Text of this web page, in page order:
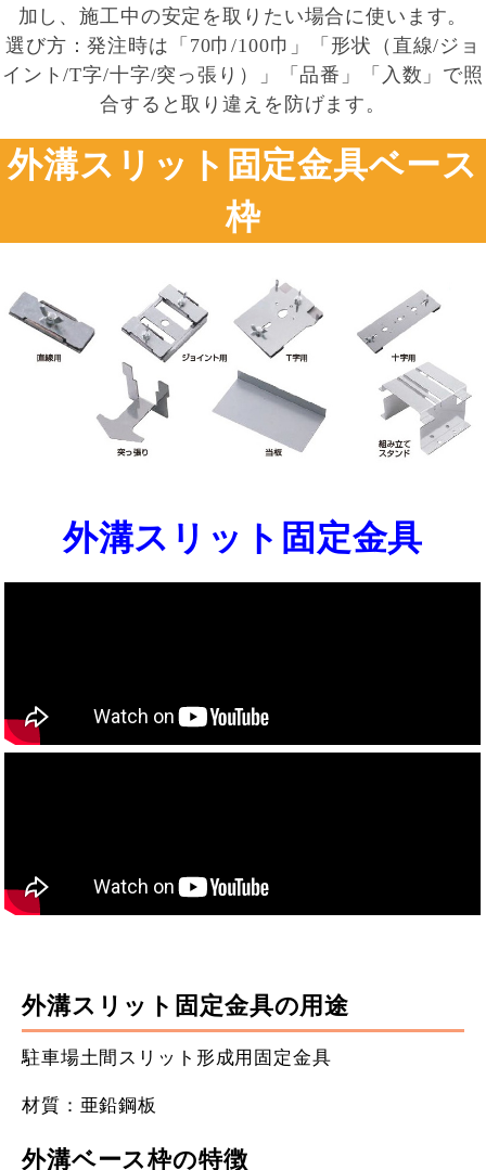
加し、施工中の安定を取りたい場合に使います。
選び方：発注時は「70巾/100巾」「形状（直線/ジョ
イント/T字/十字/突っ張り）」「品番」「入数」で照
合すると取り違えを防げます。
外溝スリット固定金具ベース
枠
外溝スリット固定金具
外溝スリット固定金具の用途
駐車場土間スリット形成用固定金具
材質：亜鉛鋼板
外溝ベース枠の特徴